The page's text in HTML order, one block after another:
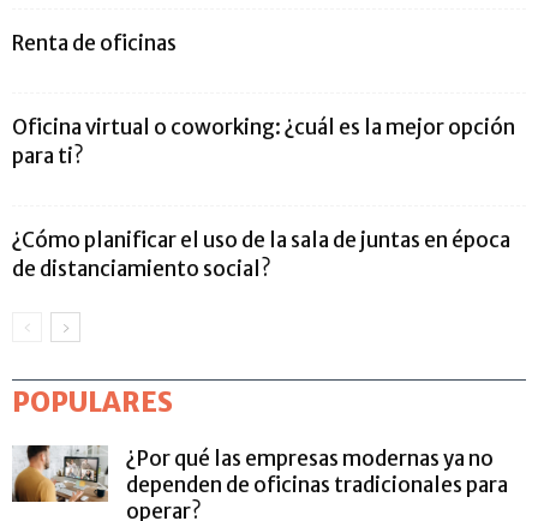
Renta de oficinas
Oficina virtual o coworking: ¿cuál es la mejor opción
para ti?
¿Cómo planificar el uso de la sala de juntas en época
de distanciamiento social?
POPULARES
¿Por qué las empresas modernas ya no
dependen de oficinas tradicionales para
operar?